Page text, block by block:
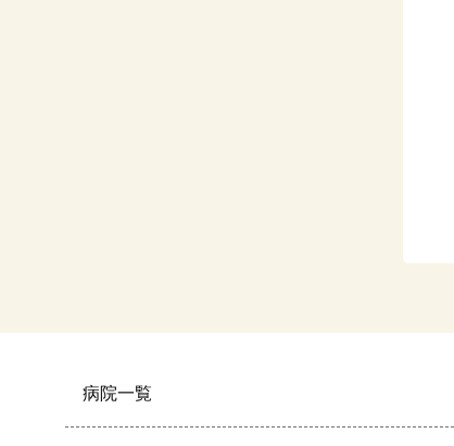
病院一覧